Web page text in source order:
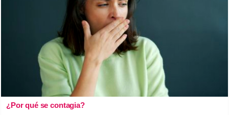
¿Por qué se contagia?